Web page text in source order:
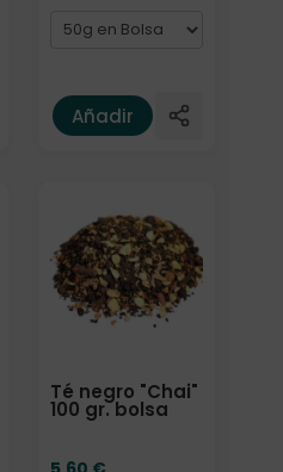
Añadir
Té negro "Chai"
100 gr. bolsa